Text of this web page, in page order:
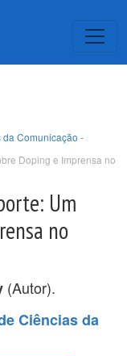
da Comunicação -
Doping e Imprensa no
Um
no
(Autor).
Ciências da